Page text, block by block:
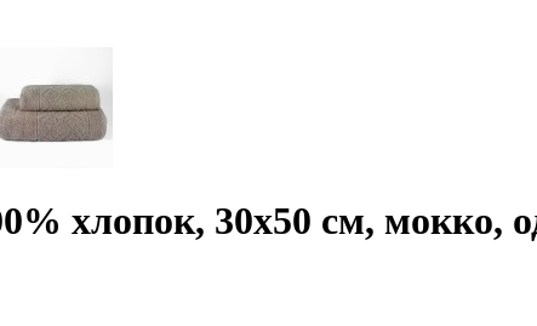
хлопок, 30х50 см, мокко,